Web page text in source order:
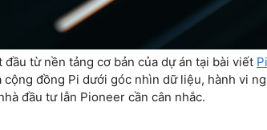
từ nền tảng cơ bản của dự án tại bài viết
cộng đồng Pi dưới góc nhìn dữ liệu, hành vi
đầu tư lẫn Pioneer cần cân nhắc.